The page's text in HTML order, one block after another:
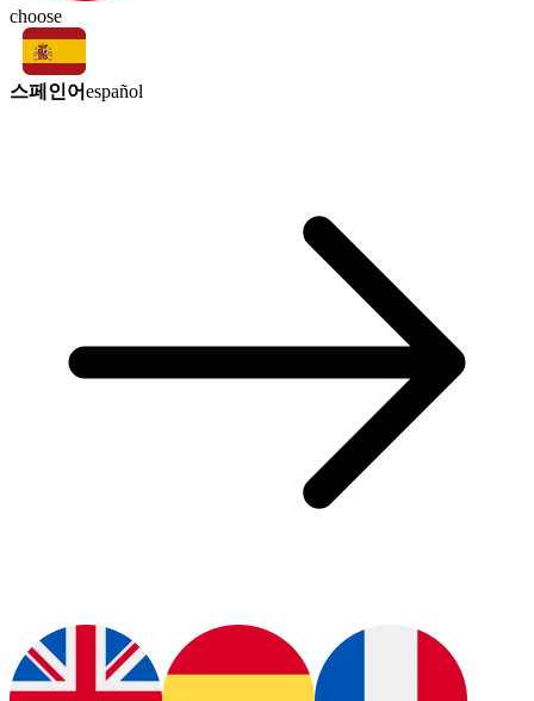
choose
스페인어español